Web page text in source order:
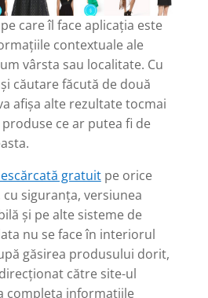
care îl face aplicația este
contextuale ale
vârsta sau localitate. Cu
căutare făcută de două
afișa alte rezultate tocmai
ce ar putea fi de
gratuitpe orice
siguranța, versiunea
și pe alte sisteme de
nu se face în interiorul
găsirea produsului dorit,
către site-ul
completa informațiile